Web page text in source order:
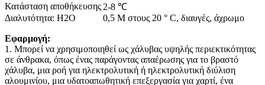
Κατάσταση αποθήκευσης2-8 ℃
Διαλυτότητα: H2O
0,5 M στους 20 ° C, διαυγές, άχρωμο
Εφαρμογή:
1. Μπορεί να χρησιμοποιηθεί ως χάλυβας υψηλής περιεκτικότητας
σε άνθρακα, όπως ένας παράγοντας απαέρωσης για το βραστό
χάλυβα, μια ροή για ηλεκτρολυτική ή ηλεκτρολυτική διύλιση
αλουμινίου, μια υδατοαπωθητική επεξεργασία για χαρτί, ένα